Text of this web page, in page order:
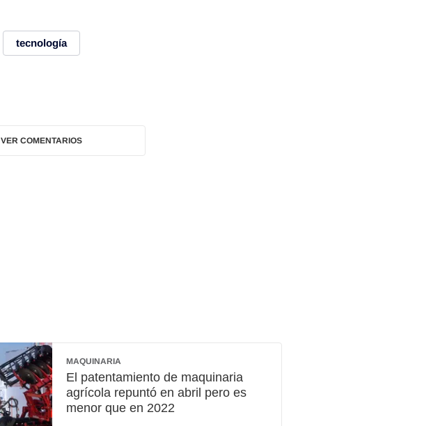
tecnología
VER COMENTARIOS
MAQUINARIA
El patentamiento de maquinaria
agrícola repuntó en abril pero es
menor que en 2022